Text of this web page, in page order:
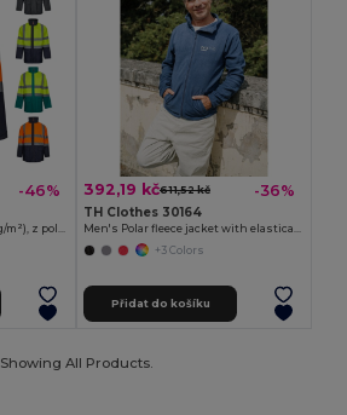
-46%
Dvoubarevná parka 4v1 (180g/m²), z polyesteru (100%) s PU zátěrem
392,19 kč611,52 kč -36%
TH Clothes 30164
Men's Polar fleece jacket with elasticated cuffs
+3 Colors
Přidat do košíku
Showing All Products.